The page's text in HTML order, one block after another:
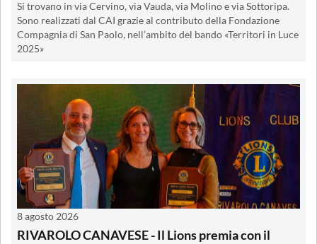
Si trovano in via Cervino, via Vauda, via Molino e via Sottoripa.
Sono realizzati dal CAI grazie al contributo della Fondazione
Compagnia di San Paolo, nell’ambito del bando «Territori in Luce
2025»
8 agosto 2026
RIVAROLO CANAVESE - Il Lions premia con il